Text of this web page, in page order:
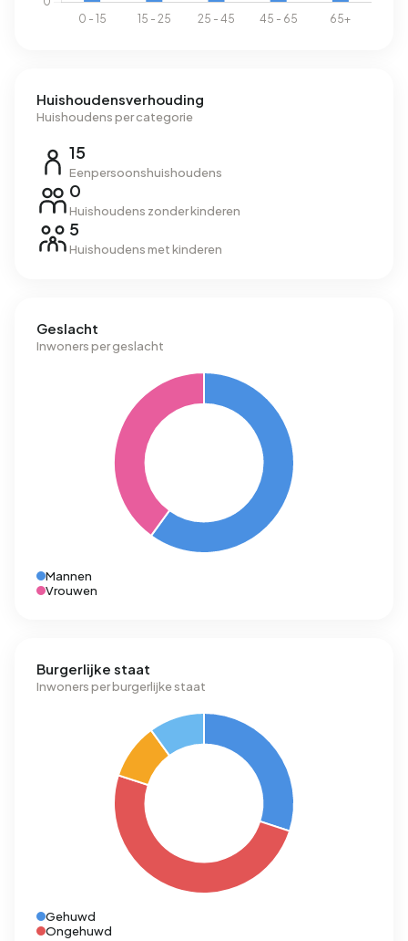
Huishoudensverhouding
Huishoudens per categorie
15
Eenpersoonshuishoudens
0
Huishoudens zonder kinderen
5
Huishoudens met kinderen
Geslacht
Inwoners per geslacht
Mannen
Vrouwen
Burgerlijke staat
Inwoners per burgerlijke staat
Gehuwd
Ongehuwd